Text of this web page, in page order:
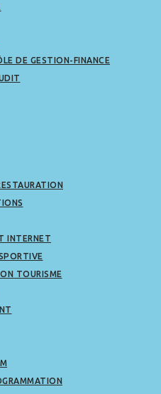
DE GESTION-FINANCE
INTERNET
TOURISME